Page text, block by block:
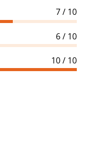
7 / 10
6 / 10
10 / 10